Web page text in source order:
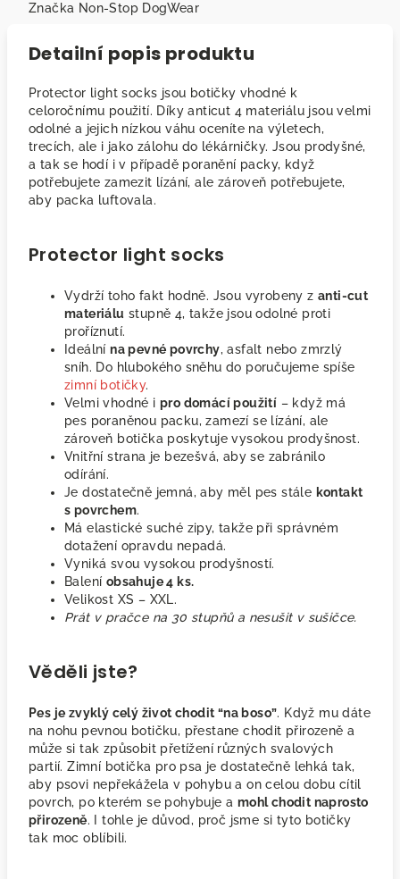
Značka Non-Stop DogWear
Detailní popis produktu
Protector light socks jsou botičky vhodné k
celoročnímu použití. Díky anticut 4 materiálu jsou velmi
odolné a jejich nízkou váhu oceníte na výletech,
trecích, ale i jako zálohu do lékárničky. Jsou prodyšné,
a tak se hodí i v případě poranění packy, když
potřebujete zamezit lízání, ale zároveň potřebujete,
aby packa luftovala.
Protector light socks
Vydrží toho fakt hodně. Jsou vyrobeny z anti-cut
materiálu stupně 4, takže jsou odolné proti
proříznutí.
Ideálnína pevné povrchy, asfalt nebo zmrzlý
sníh. Do hlubokého sněhu do poručujeme spíše
zimní botičky.
Velmi vhodné i pro domácí použití – když má
pes poraněnou packu, zamezí se lízání, ale
zároveň botička poskytuje vysokou prodyšnost.
Vnitřní strana je bezešvá, aby se zabránilo
odírání.
Je dostatečně jemná, aby měl pes stále kontakt
s povrchem.
Má elastické suché zipy, takže při správném
dotažení opravdu nepadá.
Vyniká svou vysokou prodyšností.
Balení obsahuje 4 ks.
Velikost XS – XXL.
Prát v pračce na 30 stupňů a nesušit v sušičce.
Věděli jste?
Pes je zvyklý celý život chodit “na boso”. Když mu dáte
na nohu pevnou botičku, přestane chodit přirozeně a
může si tak způsobit přetížení různých svalových
partií. Zimní botička pro psa je dostatečně lehká tak,
aby psovi nepřekážela v pohybu a on celou dobu cítil
povrch, po kterém se pohybuje a mohl chodit naprosto
přirozeně. I tohle je důvod, proč jsme si tyto botičky
tak moc oblíbili.